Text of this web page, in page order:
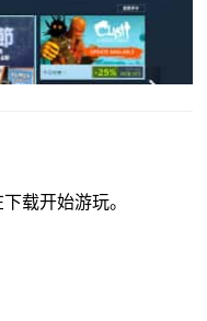
载开始游玩。